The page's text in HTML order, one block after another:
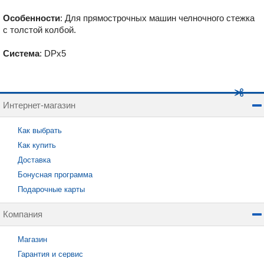
Особенности: Для прямострочных машин челночного стежка
с толстой колбой.
Система: DPx5
Интернет-магазин
Как выбрать
Как купить
Доставка
Бонусная программа
Подарочные карты
Компания
Магазин
Гарантия и сервис